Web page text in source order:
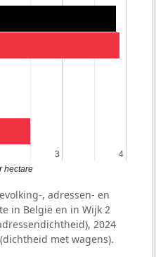
3
3 4
4
hectare
, adressen- en
in België en in Wijk 2
2024
met wagens).